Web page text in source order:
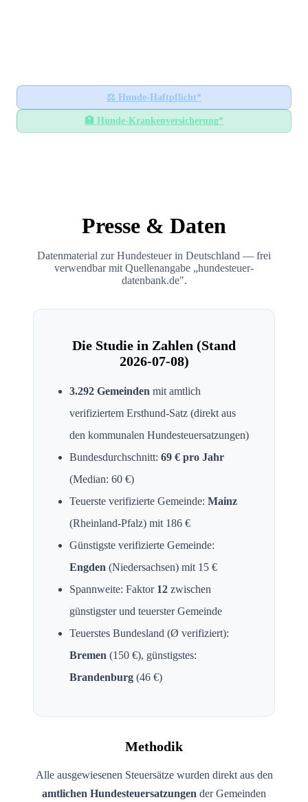
⚖️ Hunde-Haftpflicht*
🏥 Hunde-Krankenversicherung*
Presse & Daten
Datenmaterial zur Hundesteuer in Deutschland — frei
verwendbar mit Quellenangabe „hundesteuer-
datenbank.de".
Die Studie in Zahlen (Stand
2026-07-08)
3.292 Gemeinden mit amtlich
verifiziertem Ersthund-Satz (direkt aus
den kommunalen Hundesteuersatzungen)
Bundesdurchschnitt: 69 € pro Jahr
(Median: 60 €)
Teuerste verifizierte Gemeinde: Mainz
(Rheinland-Pfalz) mit 186 €
Günstigste verifizierte Gemeinde:
Engden (Niedersachsen) mit 15 €
Spannweite: Faktor 12 zwischen
günstigster und teuerster Gemeinde
Teuerstes Bundesland (Ø verifiziert):
Bremen (150 €), günstigstes:
Brandenburg (46 €)
Methodik
Alle ausgewiesenen Steuersätze wurden direkt aus den
amtlichen Hundesteuersatzungen der Gemeinden